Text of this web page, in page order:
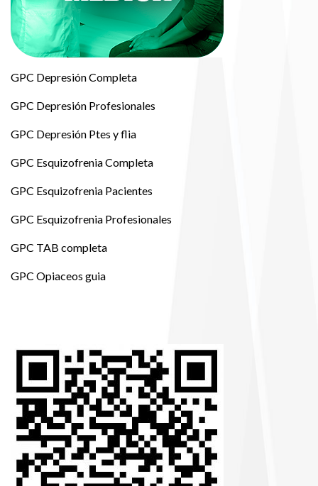
GPC Depresión Completa
GPC Depresión Profesionales
GPC Depresión Ptes y flia
GPC Esquizofrenia Completa
GPC Esquizofrenia Pacientes
GPC Esquizofrenia Profesionales
GPC TAB completa
GPC Opiaceos guia